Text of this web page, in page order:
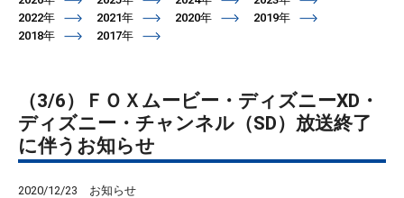
2022年
2021年 2020年
2019年
2018年
2017年
（3/6）ＦＯＸムービー・ディズニーXD・
ディズニー・チャンネル（SD）放送終了
に伴うお知らせ
2020/12/23 お知らせ